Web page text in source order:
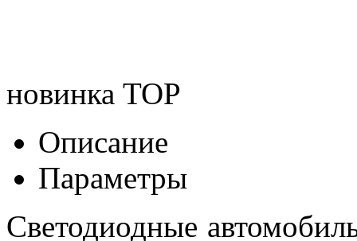
новинка TOP
Описание
Параметры
Светодиодные